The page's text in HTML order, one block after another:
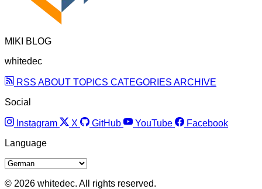
MIKI BLOG
whitedec
RSS ABOUT TOPICS CATEGORIES ARCHIVE
Social
Instagram X GitHub YouTube
Facebook
Language
© 2026 whitedec. All rights reserved.